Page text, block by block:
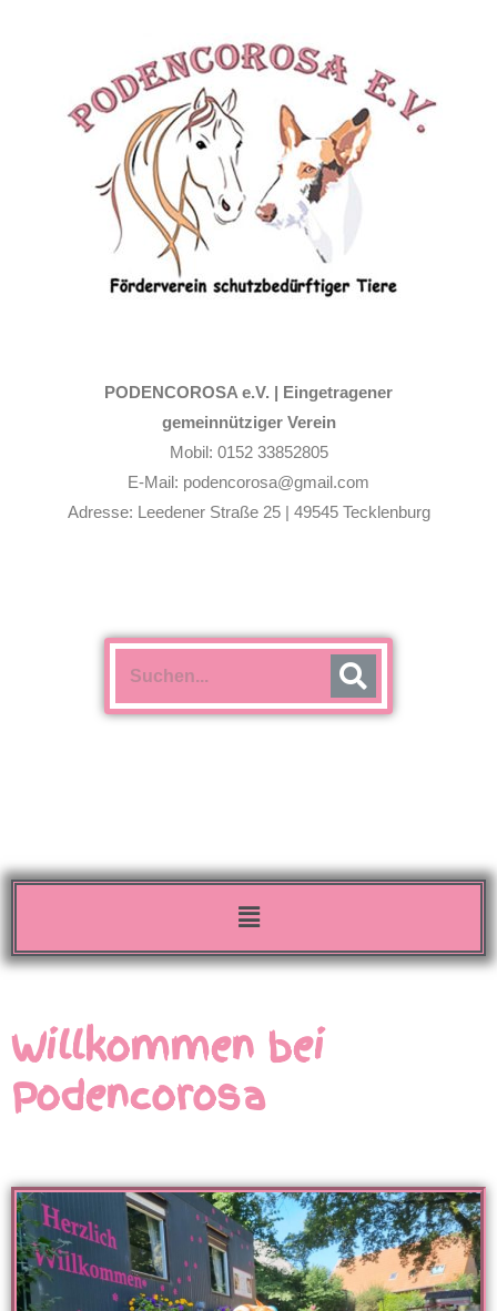
PODENCOROSA e.V. | Eingetragener
gemeinnütziger Verein
Mobil: 0152 33852805
E-Mail: podencorosa@gmail.com
Adresse: Leedener Straße 25 | 49545 Tecklenburg
Menü
Willkommen bei
Podencorosa